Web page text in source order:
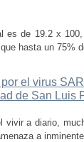
es de 19.2 x
hasta un 75%
el virus
de San Luis
vivir a diario,
a